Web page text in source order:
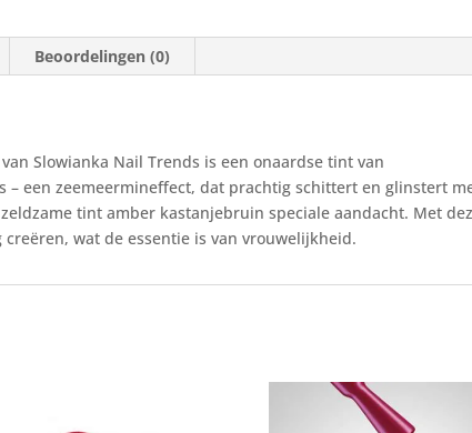
Beoordelingen (0)
Slowianka Nail Trends is een onaardse tint van
– een zeemeermineffect, dat prachtig schittert en glinstert
tint amber kastanjebruin speciale aandacht. Met
wat de essentie is van vrouwelijkheid.